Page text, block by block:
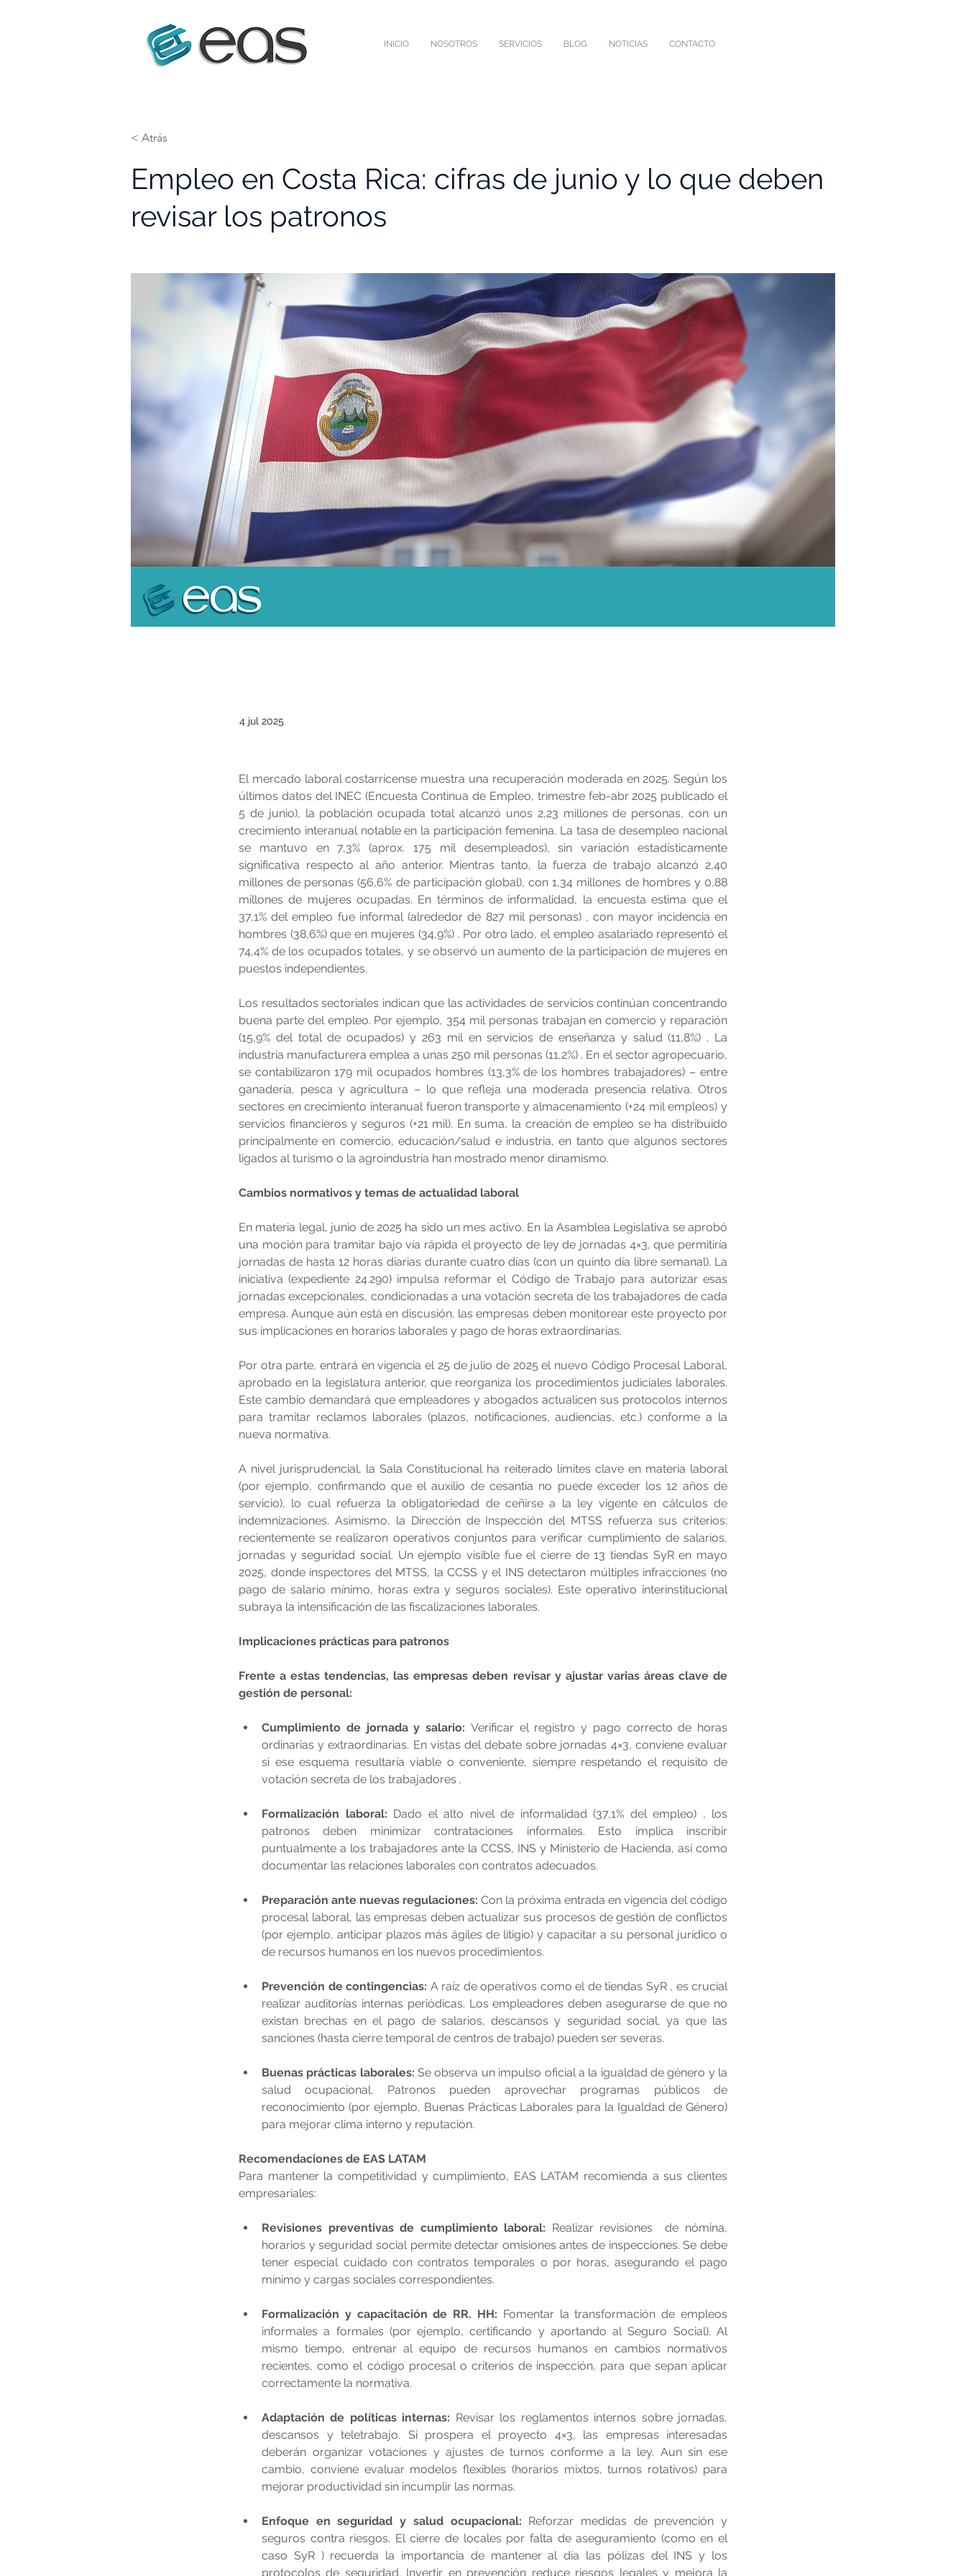
INICIO NOSOTROS SERVICIOS BLOG NOTICIAS CONTACTO
< Atrás
Empleo en Costa Rica: cifras de junio y lo que deben
revisar los patronos
4 jul 2025
El mercado laboral costarricense muestra una recuperación moderada en 2025. Según los
últimos datos del INEC (Encuesta Continua de Empleo, trimestre feb-abr 2025 publicado el
5 de junio), la población ocupada total alcanzó unos 2,23 millones de personas, con un
crecimiento interanual notable en la participación femenina. La tasa de desempleo nacional
se mantuvo en 7,3% (aprox. 175 mil desempleados), sin variación estadísticamente
significativa respecto al año anterior. Mientras tanto, la fuerza de trabajo alcanzó 2,40
millones de personas (56,6% de participación global), con 1,34 millones de hombres y 0,88
millones de mujeres ocupadas. En términos de informalidad, la encuesta estima que el
37,1% del empleo fue informal (alrededor de 827 mil personas) , con mayor incidencia en
hombres (38,6%) que en mujeres (34,9%) . Por otro lado, el empleo asalariado representó el
74,4% de los ocupados totales, y se observó un aumento de la participación de mujeres en
puestos independientes.
Los resultados sectoriales indican que las actividades de servicios continúan concentrando
buena parte del empleo. Por ejemplo, 354 mil personas trabajan en comercio y reparación
(15,9% del total de ocupados) y 263 mil en servicios de enseñanza y salud (11,8%) . La
industria manufacturera emplea a unas 250 mil personas (11,2%) . En el sector agropecuario,
se contabilizaron 179 mil ocupados hombres (13,3% de los hombres trabajadores) – entre
ganadería, pesca y agricultura – lo que refleja una moderada presencia relativa. Otros
sectores en crecimiento interanual fueron transporte y almacenamiento (+24 mil empleos) y
servicios financieros y seguros (+21 mil). En suma, la creación de empleo se ha distribuido
principalmente en comercio, educación/salud e industria, en tanto que algunos sectores
ligados al turismo o la agroindustria han mostrado menor dinamismo.
Cambios normativos y temas de actualidad laboral
En materia legal, junio de 2025 ha sido un mes activo. En la Asamblea Legislativa se aprobó
una moción para tramitar bajo vía rápida el proyecto de ley de jornadas 4×3, que permitiría
jornadas de hasta 12 horas diarias durante cuatro días (con un quinto día libre semanal). La
iniciativa (expediente 24.290) impulsa reformar el Código de Trabajo para autorizar esas
jornadas excepcionales, condicionadas a una votación secreta de los trabajadores de cada
empresa. Aunque aún está en discusión, las empresas deben monitorear este proyecto por
sus implicaciones en horarios laborales y pago de horas extraordinarias.
Por otra parte, entrará en vigencia el 25 de julio de 2025 el nuevo Código Procesal Laboral,
aprobado en la legislatura anterior, que reorganiza los procedimientos judiciales laborales.
Este cambio demandará que empleadores y abogados actualicen sus protocolos internos
para tramitar reclamos laborales (plazos, notificaciones, audiencias, etc.) conforme a la
nueva normativa.
A nivel jurisprudencial, la Sala Constitucional ha reiterado límites clave en materia laboral
(por ejemplo, confirmando que el auxilio de cesantía no puede exceder los 12 años de
servicio), lo cual refuerza la obligatoriedad de ceñirse a la ley vigente en cálculos de
indemnizaciones. Asimismo, la Dirección de Inspección del MTSS refuerza sus criterios:
recientemente se realizaron operativos conjuntos para verificar cumplimiento de salarios,
jornadas y seguridad social. Un ejemplo visible fue el cierre de 13 tiendas SyR en mayo
2025, donde inspectores del MTSS, la CCSS y el INS detectaron múltiples infracciones (no
pago de salario mínimo, horas extra y seguros sociales). Este operativo interinstitucional
subraya la intensificación de las fiscalizaciones laborales.
Implicaciones prácticas para patronos
Frente a estas tendencias, las empresas deben revisar y ajustar varias áreas clave de
gestión de personal:
Cumplimiento de jornada y salario: Verificar el registro y pago correcto de horas
ordinarias y extraordinarias. En vistas del debate sobre jornadas 4×3, conviene evaluar
si ese esquema resultaría viable o conveniente, siempre respetando el requisito de
votación secreta de los trabajadores .
Formalización laboral: Dado el alto nivel de informalidad (37,1% del empleo) , los
patronos deben minimizar contrataciones informales. Esto implica inscribir
puntualmente a los trabajadores ante la CCSS, INS y Ministerio de Hacienda, así como
documentar las relaciones laborales con contratos adecuados.
Preparación ante nuevas regulaciones: Con la próxima entrada en vigencia del código
procesal laboral, las empresas deben actualizar sus procesos de gestión de conflictos
(por ejemplo, anticipar plazos más ágiles de litigio) y capacitar a su personal jurídico o
de recursos humanos en los nuevos procedimientos.
Prevención de contingencias: A raíz de operativos como el de tiendas SyR , es crucial
realizar auditorías internas periódicas. Los empleadores deben asegurarse de que no
existan brechas en el pago de salarios, descansos y seguridad social, ya que las
sanciones (hasta cierre temporal de centros de trabajo) pueden ser severas.
Buenas prácticas laborales: Se observa un impulso oficial a la igualdad de género y la
salud ocupacional. Patronos pueden aprovechar programas públicos de
reconocimiento (por ejemplo, Buenas Prácticas Laborales para la Igualdad de Género)
para mejorar clima interno y reputación.
Recomendaciones de EAS LATAM
Para mantener la competitividad y cumplimiento, EAS LATAM recomienda a sus clientes
empresariales:
Revisiones preventivas de cumplimiento laboral: Realizar revisiones  de nómina,
horarios y seguridad social permite detectar omisiones antes de inspecciones. Se debe
tener especial cuidado con contratos temporales o por horas, asegurando el pago
mínimo y cargas sociales correspondientes.
Formalización y capaci­tación de RR. HH: Fomentar la transformación de empleos
informales a formales (por ejemplo, certificando y aportando al Seguro Social). Al
mismo tiempo, entrenar al equipo de recursos humanos en cambios normativos
recientes, como el código procesal o criterios de inspección, para que sepan aplicar
correctamente la normativa.
Adaptación de políticas internas: Revisar los reglamentos internos sobre jornadas,
descansos y teletrabajo. Si prospera el proyecto 4×3, las empresas interesadas
deberán organizar votaciones y ajustes de turnos conforme a la ley. Aun sin ese
cambio, conviene evaluar modelos flexibles (horarios mixtos, turnos rotativos) para
mejorar productividad sin incumplir las normas.
Enfoque en seguridad y salud ocupacional: Reforzar medidas de prevención y
seguros contra riesgos. El cierre de locales por falta de aseguramiento (como en el
caso SyR ) recuerda la importancia de mantener al día las pólizas del INS y los
protocolos de seguridad. Invertir en prevención reduce riesgos legales y mejora la